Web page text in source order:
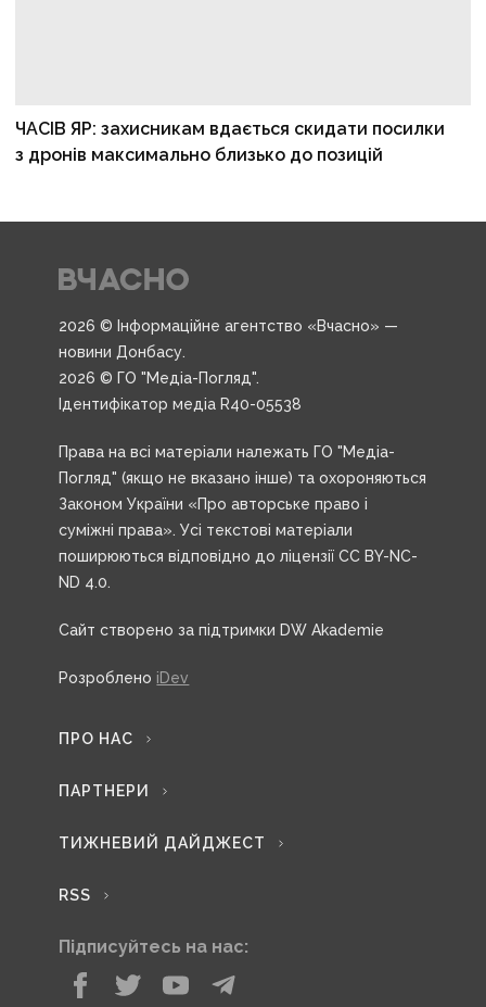
ЧАСІВ ЯР: захисникам вдається скидати посилки
з дронів максимально близько до позицій
2026 © Інформаційне агентство «Вчасно» —
новини Донбасу.
2026 © ГО "Медіа-Погляд".
Ідентифікатор медіа R40-05538
Права на всі матеріали належать ГО "Медіа-
Погляд" (якщо не вказано інше) та охороняються
Законом України «Про авторське право і
суміжні права». Усі текстові матеріали
поширюються відповідно до ліцензії CC BY-NC-
ND 4.0.
Сайт створено за підтримки DW Akademie
Розроблено iDev
ПРО НАС
ПАРТНЕРИ
ТИЖНЕВИЙ ДАЙДЖЕСТ
RSS
Підписуйтесь на нас: